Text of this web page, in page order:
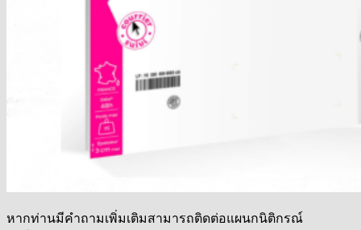
หากท่านมีคำถามเพิ่มเติมสามารถติดต่อแผนกนิติกรณ์